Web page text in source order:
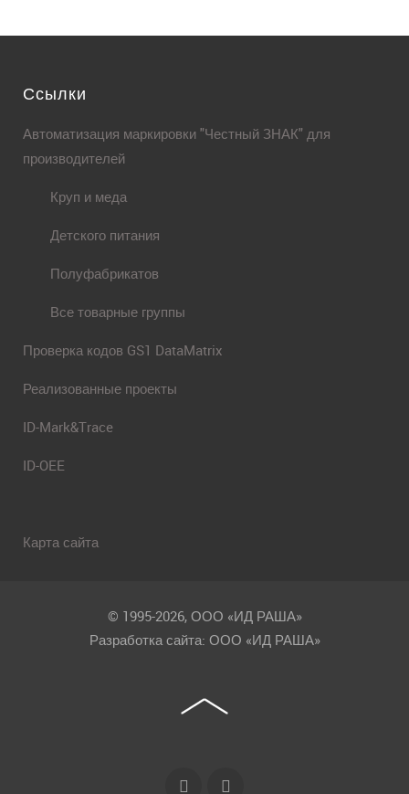
Ссылки
Автоматизация маркировки "Честный ЗНАК" для
производителей
Круп и меда
Детского питания
Полуфабрикатов
Все товарные группы
Проверка кодов GS1 DataMatrix
Реализованные проекты
ID-Mark&Trace
ID-OEE
Карта сайта
© 1995-2026, ООО «ИД РАША»
Разработка сайта: ООО «ИД РАША»